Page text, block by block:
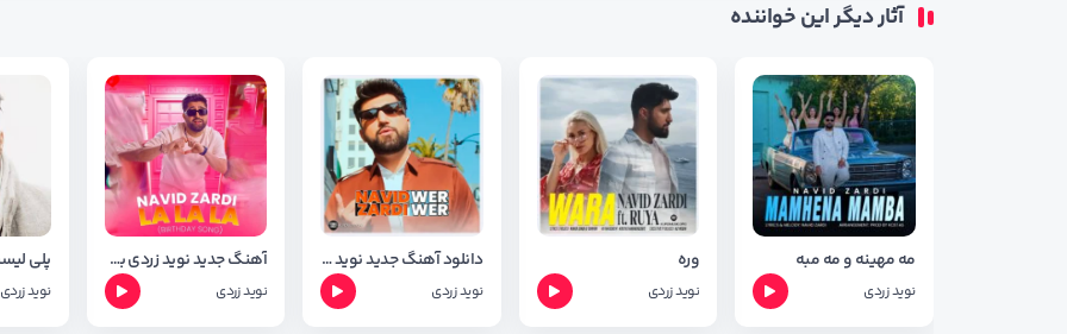
آثار دیگر این خواننده
مه مهینه و مه مبه
نوید زردی
وره
نوید زردی
دانلود آهنگ جدید نوید زردی به نام وه ر وه ر wer wer + فول آلبوم
نوید زردی
آهنگ جدید نوید زردی به نام لا لا لا ( له دایک بونت ) + متن آهنگ
نوید زردی نوید زردی